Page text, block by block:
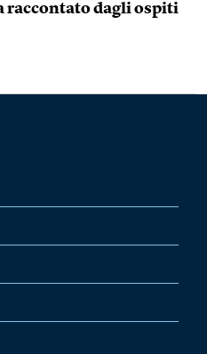
raccontato dagli ospiti